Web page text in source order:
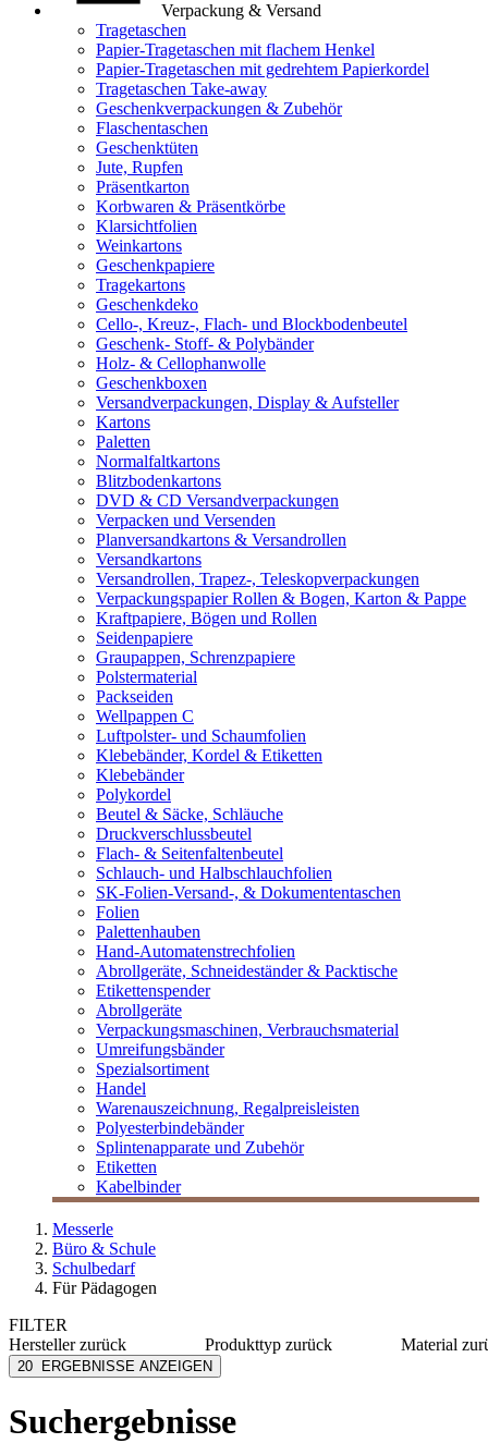
Verpackung & Versand
Tragetaschen
Papier-Tragetaschen mit flachem Henkel
Papier-Tragetaschen mit gedrehtem Papierkordel
Tragetaschen Take-away
Geschenkverpackungen & Zubehör
Flaschentaschen
Geschenktüten
Jute, Rupfen
Präsentkarton
Korbwaren & Präsentkörbe
Klarsichtfolien
Weinkartons
Geschenkpapiere
Tragekartons
Geschenkdeko
Cello-, Kreuz-, Flach- und Blockbodenbeutel
Geschenk- Stoff- & Polybänder
Holz- & Cellophanwolle
Geschenkboxen
Versandverpackungen, Display & Aufsteller
Kartons
Paletten
Normalfaltkartons
Blitzbodenkartons
DVD & CD Versandverpackungen
Verpacken und Versenden
Planversandkartons & Versandrollen
Versandkartons
Versandrollen, Trapez-, Teleskopverpackungen
Verpackungspapier Rollen & Bogen, Karton & Pappe
Kraftpapiere, Bögen und Rollen
Seidenpapiere
Graupappen, Schrenzpapiere
Polstermaterial
Packseiden
Wellpappen C
Luftpolster- und Schaumfolien
Klebebänder, Kordel & Etiketten
Klebebänder
Polykordel
Beutel & Säcke, Schläuche
Druckverschlussbeutel
Flach- & Seitenfaltenbeutel
Schlauch- und Halbschlauchfolien
SK-Folien-Versand-, & Dokumententaschen
Folien
Palettenhauben
Hand-Automatenstrechfolien
Abrollgeräte, Schneideständer & Packtische
Etikettenspender
Abrollgeräte
Verpackungsmaschinen, Verbrauchsmaterial
Umreifungsbänder
Spezialsortiment
Handel
Warenauszeichnung, Regalpreisleisten
Polyesterbindebänder
Splintenapparate und Zubehör
Etiketten
Kabelbinder
Messerle
Büro & Schule
Schulbedarf
Für Pädagogen
FILTER
Herstellerzurück
Avery Zweckform
Logo
Lyra
Produkttyp zurück
Notizbücher
Material
20 ERGEBNISSE ANZEIGEN
Suchergebnisse